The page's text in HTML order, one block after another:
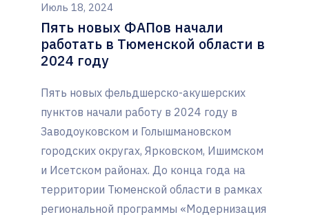
Июль 18, 2024
Пять новых ФАПов начали
работать в Тюменской области в
2024 году
Пять новых фельдшерско-акушерских
пунктов начали работу в 2024 году в
Заводоуковском и Голышмановском
городских округах, Ярковском, Ишимском
и Исетском районах. До конца года на
территории Тюменской области в рамках
региональной программы «Модернизация